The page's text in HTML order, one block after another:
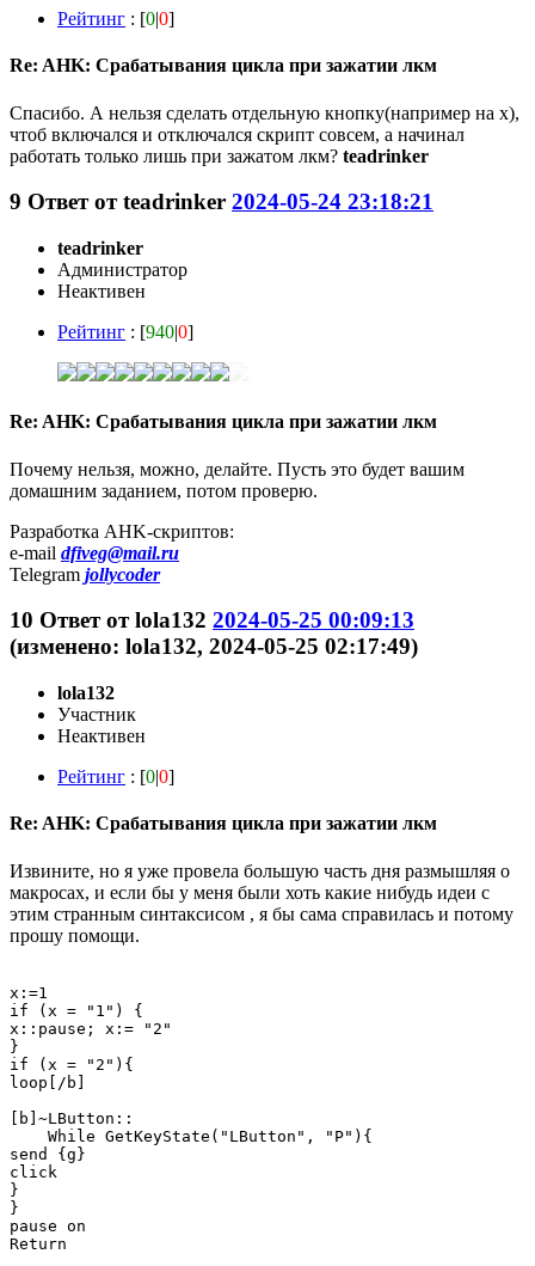
Рейтинг : [0|0]
Re: AHK: Срабатывания цикла при зажатии лкм
Спасибо. А нельзя сделать отдельную кнопку(например на x),
чтоб включался и отключался скрипт совсем, а начинал
работать только лишь при зажатом лкм? teadrinker
9 Ответ отteadrinker 2024-05-24 23:18:21
teadrinker
Администратор
Неактивен
Рейтинг : [940|0]
Re: AHK: Срабатывания цикла при зажатии лкм
Почему нельзя, можно, делайте. Пусть это будет вашим
домашним заданием, потом проверю.
Разработка AHK-скриптов:
e-mail dfiveg@mail.ru
Telegram jollycoder
10 Ответ отlola132 2024-05-25 00:09:13
(изменено: lola132, 2024-05-25 02:17:49)
lola132
Участник
Неактивен
Рейтинг : [0|0]
Re: AHK: Срабатывания цикла при зажатии лкм
Извините, но я уже провела большую часть дня размышляя о
макросах, и если бы у меня были хоть какие нибудь идеи с
этим странным синтаксисом , я бы сама справилась и потому
прошу помощи.
x:=1
if (x = "1") {
x::pause; x:= "2"
}
if (x = "2"){
loop[/b]
[b]~LButton::
    While GetKeyState("LButton", "P"){
send {g}
click
}
}
pause on